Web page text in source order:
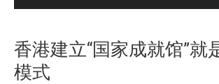
香港建立“国家成就馆”就
模式